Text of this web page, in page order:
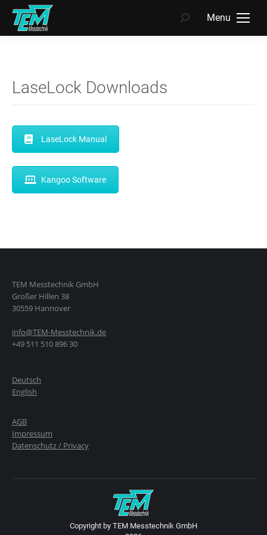
Menu
Search:
LaseLock Downloads
LaseLock Manual
Kangoo Software
TEM Messtechnik GmbH
Großer Hillen 38
30559 Hannover
info@TEM-Messtechnik.de
+49 511 510 896 30
Deutsch
English
AGB
Impressum
Datenschutz / Privacy
Copyright by TEM Messtechnik GmbH